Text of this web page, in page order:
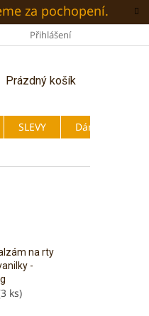
za pochopení.
PODMÍNKY
Přihlášení
NÁKUPNÍ
Prázdný košík
SLEVY
Dárky
na rty
-
ks)